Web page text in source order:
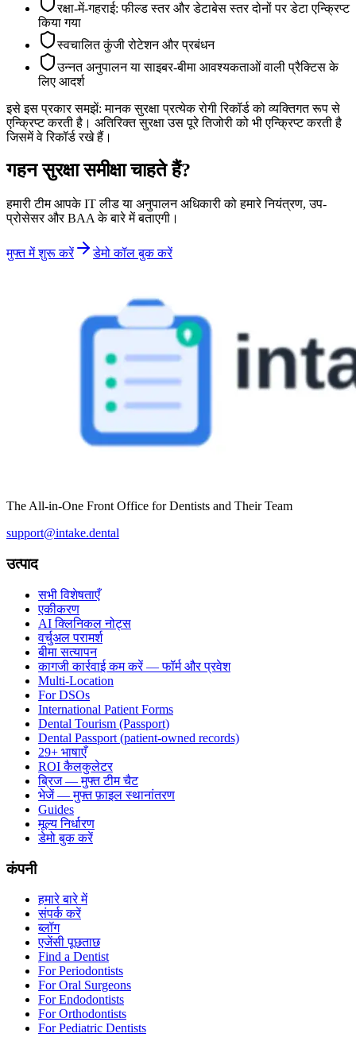
रक्षा-में-गहराई: फील्ड स्तर और डेटाबेस स्तर दोनों पर डेटा एन्क्रिप्ट
किया गया
स्वचालित कुंजी रोटेशन और प्रबंधन
उन्नत अनुपालन या साइबर-बीमा आवश्यकताओं वाली प्रैक्टिस के
लिए आदर्श
इसे इस प्रकार समझें: मानक सुरक्षा प्रत्येक रोगी रिकॉर्ड को व्यक्तिगत रूप से
एन्क्रिप्ट करती है। अतिरिक्त सुरक्षा उस पूरे तिजोरी को भी एन्क्रिप्ट करती है
जिसमें वे रिकॉर्ड रखे हैं।
गहन सुरक्षा समीक्षा चाहते हैं?
हमारी टीम आपके IT लीड या अनुपालन अधिकारी को हमारे नियंत्रण, उप-
प्रोसेसर और BAA के बारे में बताएगी।
मुफ्त में शुरू करें डेमो कॉल बुक करें
The All-in-One Front Office for Dentists and Their Team
support@intake.dental
उत्पाद
सभी विशेषताएँ
एकीकरण
AI क्लिनिकल नोट्स
वर्चुअल परामर्श
बीमा सत्यापन
कागजी कार्रवाई कम करें — फॉर्म और प्रवेश
Multi-Location
For DSOs
International Patient Forms
Dental Tourism (Passport)
Dental Passport (patient-owned records)
29+ भाषाएँ
ROI कैलकुलेटर
ब्रिज — मुफ्त टीम चैट
भेजें — मुफ्त फ़ाइल स्थानांतरण
Guides
मूल्य निर्धारण
डेमो बुक करें
कंपनी
हमारे बारे में
संपर्क करें
ब्लॉग
एजेंसी पूछताछ
Find a Dentist
For Periodontists
For Oral Surgeons
For Endodontists
For Orthodontists
For Pediatric Dentists